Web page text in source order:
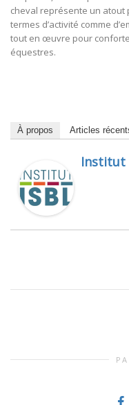
cheval représente un
termes d’activité comme
tout en œuvre pour
équestres.
À propos Articles
Institut